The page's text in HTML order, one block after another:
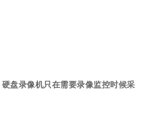
盘录像机只在需要录像监控时候采